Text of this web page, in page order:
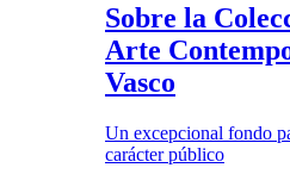
Sobre la
Arte
Vasco
Un excepcional fondo
carácter público